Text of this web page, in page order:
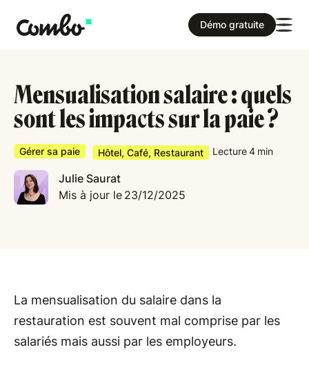
Démo gratuite
Mensualisation salaire : quels
sont les impacts sur la paie ?
Gérer sa paie Hôtel, Café, Restaurant Lecture4 min
Julie Saurat
Mis à jour le 23/12/2025
La mensualisation du salaire dans la
restauration est souvent mal comprise par les
salariés mais aussi par les employeurs.